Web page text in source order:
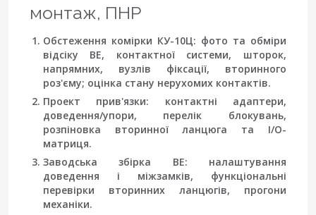
монтаж, ПНР
Обстеження комірки КУ-10Ц: фото та обміри
відсіку ВЕ, контактної системи, шторок,
напрямних, вузлів фіксації, вторинного
роз'єму; оцінка стану нерухомих контактів.
Проект прив'язки: контактні адаптери,
доведення/упори, перелік блокувань,
розпіновка вторинної ланцюга та I/O-
матриця.
Заводська збірка ВЕ: налаштування
доведення і міжзамків, функціональні
перевірки вторинних ланцюгів, прогони
механіки.